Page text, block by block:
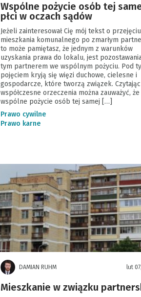
Wspólne pożycie osób tej
płci w oczach sądów
Jeżeli zainteresował Cię mój tekst o przejęciu
mieszkania komunalnego po zmarłym
to może pamiętasz, że jednym z warunków
uzyskania prawa do lokalu, jest
tym partnerem we wspólnym pożyciu. Pod
pojęciem kryją się więzi duchowe, cielesne i
gospodarcze, które tworzą związek. Czytając
współczesne orzeczenia można zauważyć, że
wspólne pożycie osób tej samej […]
Prawo cywilne
Prawo karne
DAMIAN RUHM lut
Mieszkanie w związku